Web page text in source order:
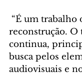
reconstrução. O
continua,
busca pelos
audiovisuais e